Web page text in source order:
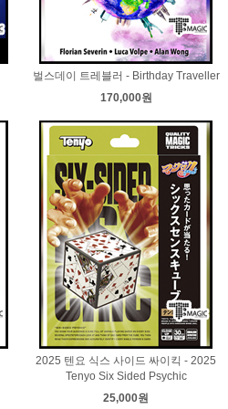
벌스데이 트레블러 - Birthday Traveller
170,000원
2025 텐요 식스 사이드 싸이킥 - 2025
Tenyo Six Sided Psychic
25,000원